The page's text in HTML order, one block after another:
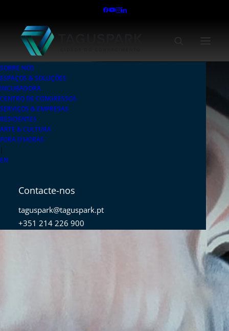
SOBRE NÓS
ESPAÇOS & SOLUÇÕES
INCUBADORA
CENTRO DE CONGRESSOS
SERVIÇOS & EMPRESAS
RESIDENTES
ARTE & CULTURA
FORA D’HORAS
|
EN
Contacte-nos
taguspark@taguspark.pt
+351 214 226 900